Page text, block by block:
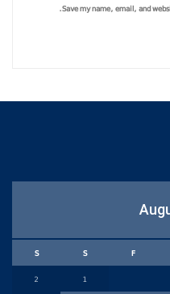
Save my name, email, and
F
S
S
1
2